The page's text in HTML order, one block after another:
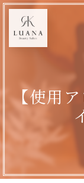
【使用